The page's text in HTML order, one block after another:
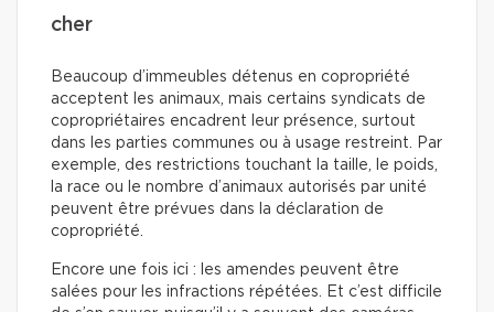
cher
Beaucoup d’immeubles détenus en copropriété
acceptent les animaux, mais certains syndicats de
copropriétaires encadrent leur présence, surtout
dans les parties communes ou à usage restreint. Par
exemple, des restrictions touchant la taille, le poids,
la race ou le nombre d’animaux autorisés par unité
peuvent être prévues dans la déclaration de
copropriété.
Encore une fois ici : les amendes peuvent être
salées pour les infractions répétées. Et c’est difficile